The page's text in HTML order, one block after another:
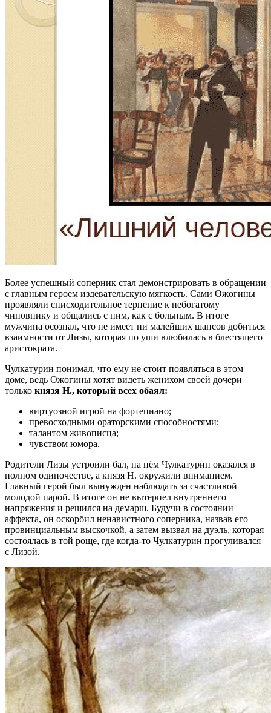
Более успешный соперник стал демонстрировать в обращении
с главным героем издевательскую мягкость. Сами Ожогины
проявляли снисходительное терпение к небогатому
чиновнику и общались с ним, как с больным. В итоге
мужчина осознал, что не имеет ни малейших шансов добиться
взаимности от Лизы, которая по уши влюбилась в блестящего
аристократа.
Чулкатурин понимал, что ему не стоит появляться в этом
доме, ведь Ожогины хотят видеть женихом своей дочери
только князя Н., который всех обаял:
виртуозной игрой на фортепиано;
превосходными ораторскими способностями;
талантом живописца;
чувством юмора.
Родители Лизы устроили бал, на нём Чулкатурин оказался в
полном одиночестве, а князя Н. окружили вниманием.
Главный герой был вынужден наблюдать за счастливой
молодой парой. В итоге он не вытерпел внутреннего
напряжения и решился на демарш. Будучи в состоянии
аффекта, он оскорбил ненавистного соперника, назвав его
провинциальным выскочкой, а затем вызвал на дуэль, которая
состоялась в той роще, где когда-то Чулкатурин прогуливался
с Лизой.